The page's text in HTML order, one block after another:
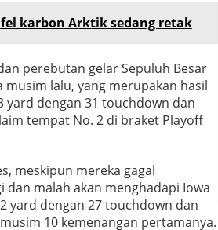
karbon Arktik sedang retak
perebutan gelar Sepuluh Besar
lalu, yang merupakan hasil
yard dengan 31 touchdown dan
tempat No. 2 di braket Playoff
meskipun mereka gagal
malah akan menghadapi Iowa
yard dengan 27 touchdown dan
10 kemenangan pertamanya.